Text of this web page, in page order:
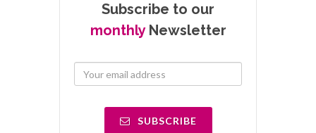
Subscribe to our
monthlyNewsletter
SUBSCRIBE